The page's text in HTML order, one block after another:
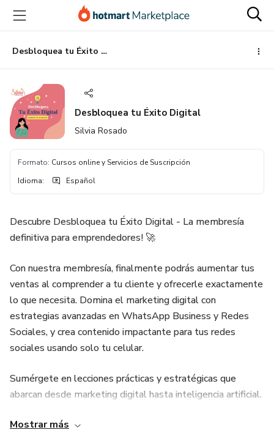
principal
página
de
página
Desbloquea tu Éxito Digital
Desbloquea tu Éxito Digital
Silvia Rosado
Formato: Cursos online y Servicios de Suscripción
Idioma: Español
Descubre Desbloquea tu Éxito Digital - La membresía
definitiva para emprendedores! 🚀
Con nuestra membresía, finalmente podrás aumentar tus
ventas al comprender a tu cliente y ofrecerle exactamente
lo que necesita. Domina el marketing digital con
estrategias avanzadas en WhatsApp Business y Redes
Sociales, y crea contenido impactante para tus redes
sociales usando solo tu celular.
Sumérgete en lecciones prácticas y estratégicas que
abarcan desde marketing digital hasta inteligencia artificial.
destacarte en el mundo digital.
Mostrar más